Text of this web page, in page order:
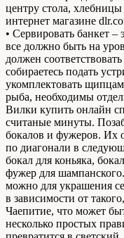
центру стола,
интернет магазине
• Сервировать банкет –
все должно быть на
должен
собираетесь подать
укомплектовать
рыба, необходимы
Вилки купить онлайн
считаные минуты.
бокалов и фужеров. Их
по диагонали в
бокал для коньяка,
фужер для
можно для украшения
в зависимости от
Чаепитие, что может
несколько простых